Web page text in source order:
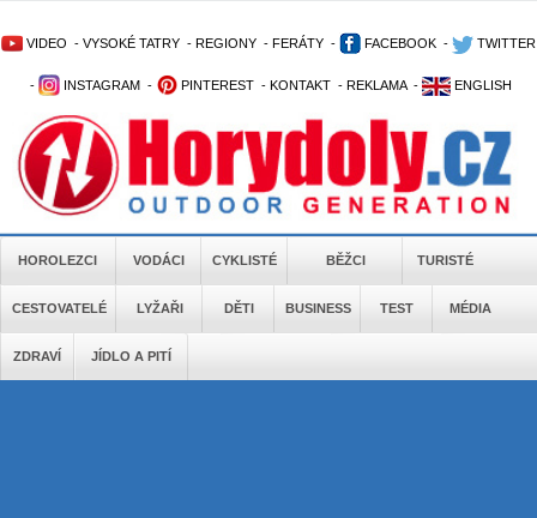
VIDEO - VYSOKÉ TATRY - REGIONY - FERÁTY - FACEBOOK - TWITTER
- INSTAGRAM - PINTEREST - KONTAKT - REKLAMA - ENGLISH
HOROLEZCI VODÁCI CYKLISTÉ BĚŽCI TURISTÉ
CESTOVATELÉ LYŽAŘI DĚTI BUSINESS TEST MÉDIA
ZDRAVÍ JÍDLO A PITÍ